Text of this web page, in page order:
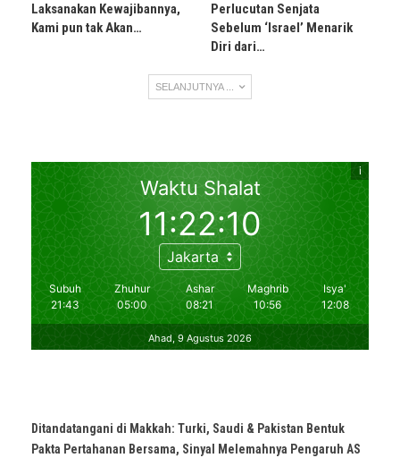
Laksanakan Kewajibannya,
Kami pun tak Akan…
Perlucutan Senjata
Sebelum ‘Israel’ Menarik
Diri dari…
SELANJUTNYA ...
Ditandatangani di Makkah: Turki, Saudi & Pakistan Bentuk
Pakta Pertahanan Bersama, Sinyal Melemahnya Pengaruh AS